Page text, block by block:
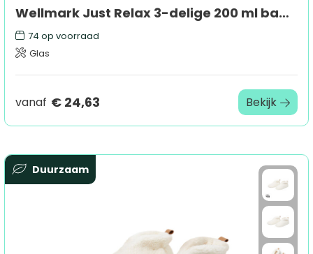
Wellmark Just Relax 3-delige 200 ml badzoutcadeauset
74 op voorraad
Glas
vanaf € 24,63 Bekijk
Duurzaam